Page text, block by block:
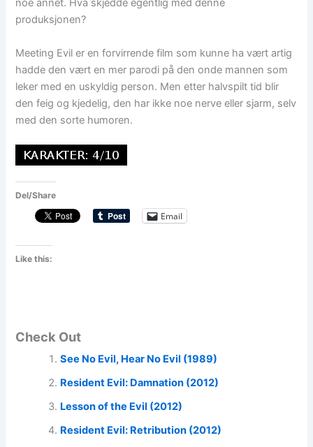
noe annet. Hva skjedde egentlig med denne
produksjonen?
Meeting Evil er en forvirrende film som kunne ha vært artig
hadde den vært en mer parodi på den onde mannen som
leker med en uskyldig person. Men etter halvspilt tid blir
den feig og kjedelig, den har ikke noe nerve eller sjarm, selv
med den sorte humoren.
Del/Share
Email
Like this:
Check Out
See No Evil, Hear No Evil (1989)
Resident Evil: Damnation (2012)
Lesson of the Evil (2012)
Resident Evil: Retribution (2012)